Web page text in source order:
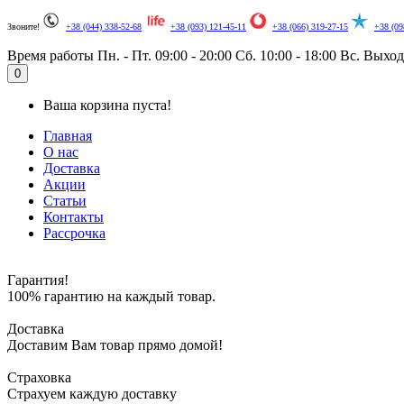
Звоните! +38 (044) 338-52-68 +38 (093) 121-45-11 +38 (066) 319-27-15 +38
Время работы Пн. - Пт. 09:00 - 20:00 Сб. 10:00 - 18:00 Вс.
0
Ваша корзина пуста!
Главная
О нас
Доставка
Акции
Статьи
Контакты
Рассрочка
Гарантия!
100% гарантию на каждый товар.
Доставка
Доставим Вам товар прямо домой!
Страховка
Страхуем каждую доставку